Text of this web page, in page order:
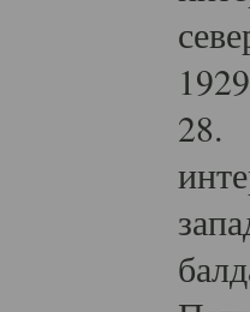
28.